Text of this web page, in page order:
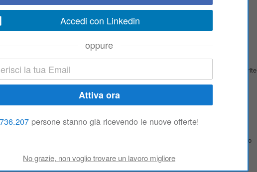
nellaproduzioneed esportazione di corpi illuminanti di alta qualità. (Rif...
Paderno Dugnano
del settore chimico: operatori di
(estrusione).Le risorse, inserite
introdotte ai processi chimici diproduzione...
Lg.68/99
a Briosco, specializzata nella pressofusione di componenti in alluminio , ricerchiamo
Accedi con Linkedin
oppure
736.207persone stanno già ricevendo le nuove offerte!